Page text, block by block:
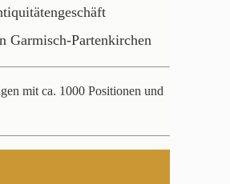
Garmisch-Partenkirchen
mit ca. 1000 Positionen und